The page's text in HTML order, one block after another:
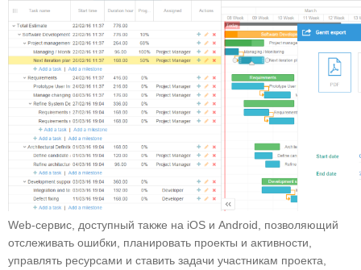
Web-сервис, доступный также на iOS и Android, позволяющий
отслеживать ошибки, планировать проекты и активности,
управлять ресурсами и ставить задачи участникам проекта,